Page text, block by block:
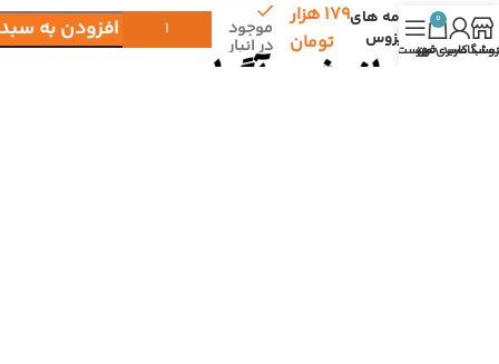
نامه های
بیزوس
۱۷۹ هزار
تومان
موجود
در انبار
افزودن به
کاربری من
0
سبد خریدفهرست